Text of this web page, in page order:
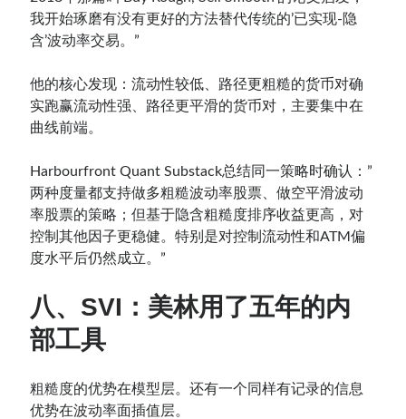
我开始琢磨有没有更好的方法替代传统的’已实现-隐
含’波动率交易。”
他的核心发现：流动性较低、路径更粗糙的货币对确
实跑赢流动性强、路径更平滑的货币对，主要集中在
曲线前端。
Harbourfront Quant Substack总结同一策略时确认：”
两种度量都支持做多粗糙波动率股票、做空平滑波动
率股票的策略；但基于隐含粗糙度排序收益更高，对
控制其他因子更稳健。特别是对控制流动性和ATM偏
度水平后仍然成立。”
八、SVI：美林用了五年的内
部工具
粗糙度的优势在模型层。还有一个同样有记录的信息
优势在波动率面插值层。